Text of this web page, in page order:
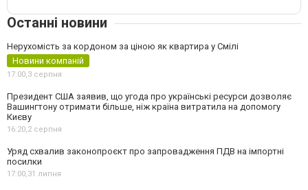
Останні новини
Нерухомість за кордоном за ціною як квартира у Смілі
Новини компаній
17:00,3 серпня
Президент США заявив, що угода про українські ресурси дозволяє
Вашингтону отримати більше, ніж країна витратила на допомогу
Києву
16:20,2 серпня
Уряд схвалив законопроєкт про запровадження ПДВ на імпортні
посилки
17:00,31 липня